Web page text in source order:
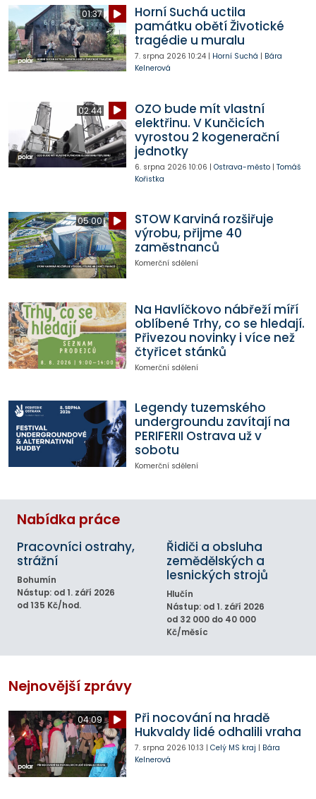
01:37
Horní Suchá uctila
památku obětí Životické
tragédie u muralu
7. srpna 2026 10:24| Horní Suchá | Bára
Kelnerová
02:44
OZO bude mít vlastní
elektřinu. V Kunčicích
vyrostou 2 kogenerační
jednotky
6. srpna 2026 10:06 | Ostrava-město| Tomáš
Kořistka
05:00
STOW Karviná rozšiřuje
výrobu, přijme 40
zaměstnanců
Komerční sdělení
Na Havlíčkovo nábřeží míří
oblíbené Trhy, co se hledají.
Přivezou novinky i více než
čtyřicet stánků
Komerční sdělení
Legendy tuzemského
undergroundu zavítají na
PERIFERII Ostrava už v
sobotu
Komerční sdělení
Nabídka práce
Pracovníci ostrahy,
strážní
Bohumín
Nástup: od 1. září 2026
od 135 Kč/hod.
Řidiči a obsluha
zemědělských a
lesnických strojů
Hlučín
Nástup: od 1. září 2026
od 32 000 do 40 000
Kč/měsíc
Nejnovější zprávy
04:09
Při nocování na hradě
Hukvaldy lidé odhalili vraha
7. srpna 2026 10:13 | Celý MS kraj | Bára
Kelnerová